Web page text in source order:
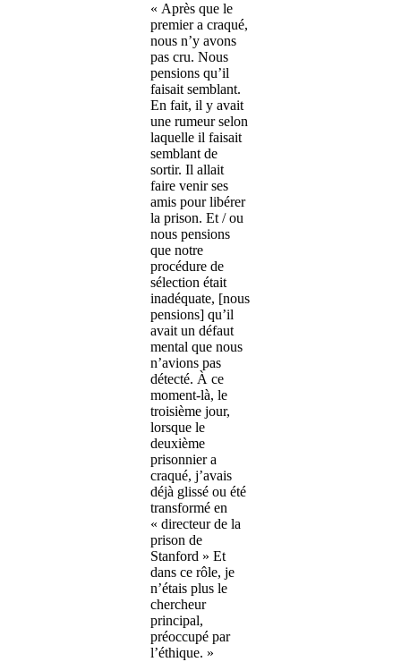
« Après que le
premier a craqué,
nous n’y avons
pas cru. Nous
pensions qu’il
faisait semblant.
En fait, il y avait
une rumeur selon
laquelle il faisait
semblant de
sortir. Il allait
faire venir ses
amis pour libérer
la prison. Et / ou
nous pensions
que notre
procédure de
sélection était
inadéquate, [nous
pensions] qu’il
avait un défaut
mental que nous
n’avions pas
détecté. À ce
moment-là, le
troisième jour,
lorsque le
deuxième
prisonnier a
craqué, j’avais
déjà glissé ou été
transformé en
« directeur de la
prison de
Stanford » Et
dans ce rôle, je
n’étais plus le
chercheur
principal,
préoccupé par
l’éthique. »